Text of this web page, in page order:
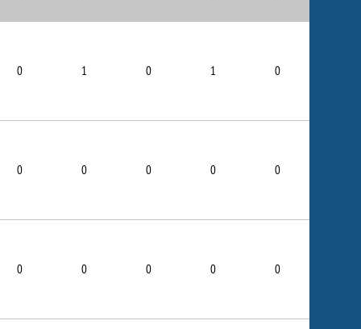
0 1 0 1 0
0 0 0 0 0
0 0 0 0 0